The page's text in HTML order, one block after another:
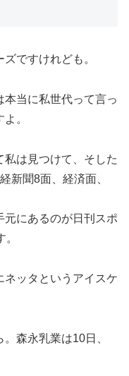
ですけれども。
当に私世代って言っ
。
私は見つけて、そした
新聞8面、経済面、
元にあるのが日刊スポ
ネッタというアイスケ
森永乳業は10日、